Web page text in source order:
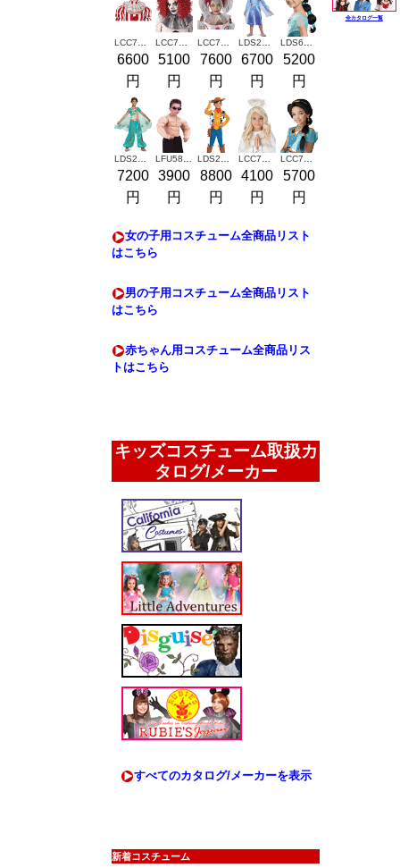
全カタログ一覧
LCC70933
6600
円
LCC7020-117
5100
円
LCC7020-062
7600
円
LDS22873
6700
円
LDS65377
5200
円
7200
円
3900
円
8800
円
4100
円
5700
円
女の子用コスチューム全商品リスト
はこちら
男の子用コスチューム全商品リスト
はこちら
赤ちゃん用コスチューム全商品リス
トはこちら
キッズコスチューム取扱カ
タログ/メーカー
すべてのカタログ/メーカーを表示
新着コスチューム